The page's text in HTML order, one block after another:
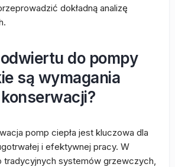
dokładną analizę
do pompy
są wymagania
pomp ciepła jest kluczowa dla
i efektywnej pracy. W
tradycyjnych systemów grzewczych,